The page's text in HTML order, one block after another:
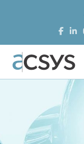
Aller
contenu